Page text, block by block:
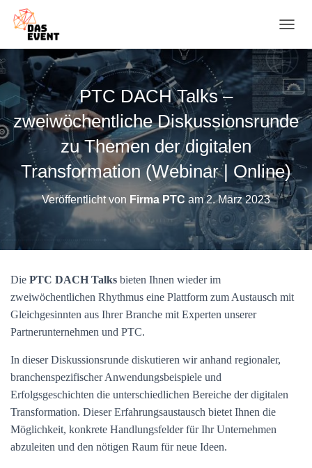
A
V
I
G
T
I
O
N
U
M
S
C
H
L
PTC DACH Talks –
zweiwöchentliche Diskussionsrunde
zu Themen der digitalen
Transformation (Webinar | Online)
Veröffentlicht von Firma PTC am2. März 2023
Die PTC DACH Talks bieten Ihnen wieder im
zweiwöchentlichen Rhythmus eine Plattform zum Austausch mit
Gleichgesinnten aus Ihrer Branche mit Experten unserer
Partnerunternehmen und PTC.
In dieser Diskussionsrunde diskutieren wir anhand regionaler,
branchenspezifischer Anwendungsbeispiele und
Erfolgsgeschichten die unterschiedlichen Bereiche der digitalen
Transformation. Dieser Erfahrungsaustausch bietet Ihnen die
Möglichkeit, konkrete Handlungsfelder für Ihr Unternehmen
abzuleiten und den nötigen Raum für neue Ideen.